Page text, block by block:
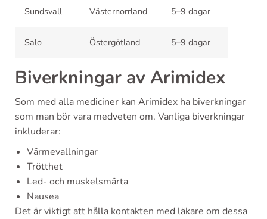
Sundsvall Västernorrland 5–9 dagar
Salo Östergötland 5–9 dagar
Biverkningar av Arimidex
Som med alla mediciner kan Arimidex ha biverkningar
som man bör vara medveten om. Vanliga biverkningar
inkluderar:
Värmevallningar
Trötthet
Led- och muskelsmärta
Nausea
Det är viktigt att hålla kontakten med läkare om dessa